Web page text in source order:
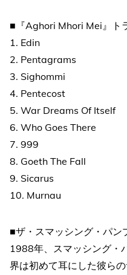
■『Aghori Mhori Mei』ト
1. Edin
2. Pentagrams
3. Sighommi
4. Pentecost
5. War Dreams Of Itself
6. Who Goes There
7. 999
8. Goeth The Fall
9. Sicarus
10. Murnau
■ザ・スマッシング・パン
1988年、スマッシング・
界は初めて耳にした彼ら